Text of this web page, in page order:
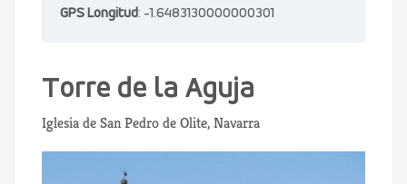
GPS Longitud: -1.6483130000000301
Torre de la Aguja
Iglesia de San Pedro de Olite, Navarra